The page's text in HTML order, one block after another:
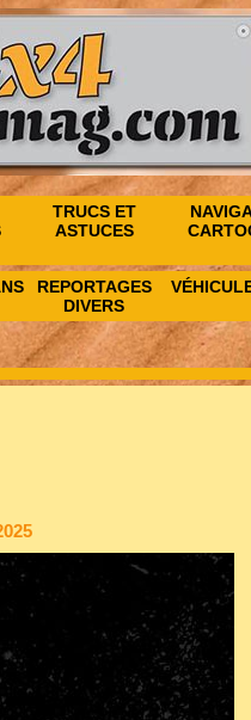
TRUCS ET
ASTUCES
REPORTAGES
DIVERS